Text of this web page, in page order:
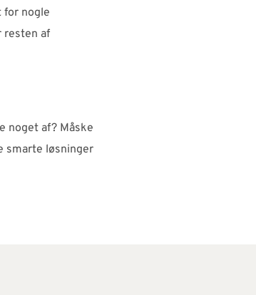
for nogle
resten af
noget af? Måske
smarte løsninger